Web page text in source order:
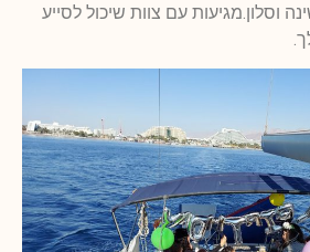
וסלון.מגיעות עם צוות שיכול לסייע